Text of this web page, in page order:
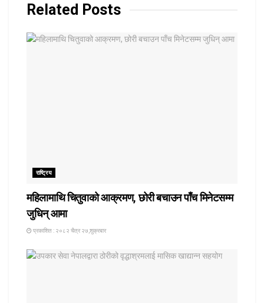
Related Posts
राष्ट्रिय
महिलामाथि चितुवाको आक्रमण, छोरी बचाउन पाँच मिनेटसम्म
जुधिन् आमा
प्रकाशित : २०८२ चैत्र २७,शुक्रबार